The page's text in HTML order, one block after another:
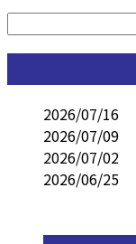
2026/07/16
2026/07/09
2026/07/02
2026/06/25